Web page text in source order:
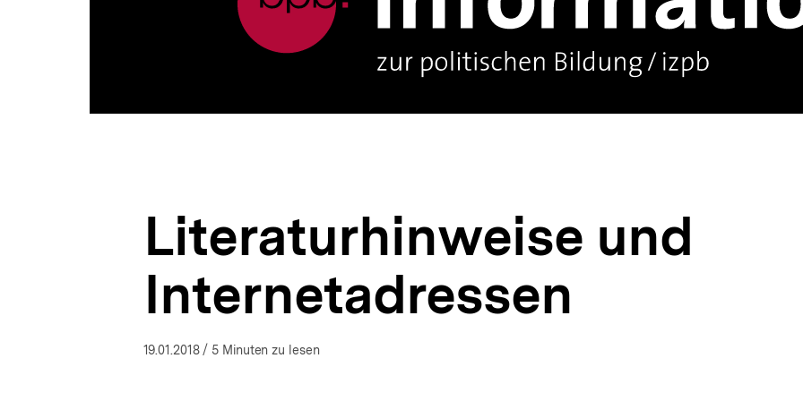
Literaturhinweise und
Internetadressen
19.01.2018/ 5 Minuten zu lesen